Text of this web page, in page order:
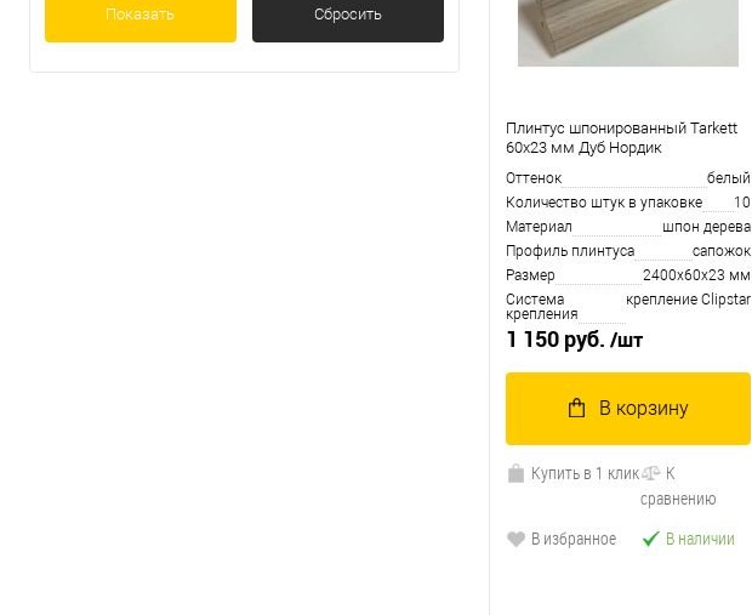
Показать Сбросить
Плинтус шпонированный Tarkett
60x23 мм Дуб Нордик
Оттенок
белый
Количество штук в упаковке
10
Материал
шпон дерева
Профиль плинтуса
сапожoк
Размер
2400х60х23 мм
Система
крепления
крепление Clipstar
1 150 руб. /шт
В корзину
Купить в 1 клик
К
сравнению
В избранное
В наличии